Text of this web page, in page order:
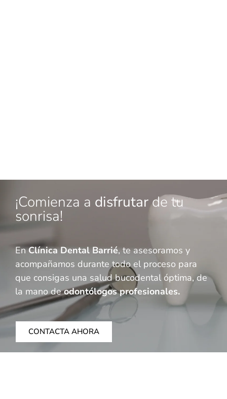
¡Comienza a disfrutarde tu
sonrisa!
EnClínica Dental Barrié, te asesoramos y
acompañamos durante todo el proceso para
que consigas una salud bucodental óptima, de
la mano deodontólogos profesionales.
CONTACTA AHORA